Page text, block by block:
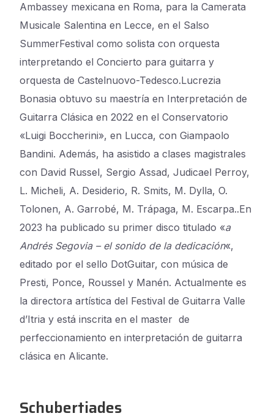
Ambassey mexicana en Roma, para la Camerata
Musicale Salentina en Lecce, en el Salso
SummerFestival como solista con orquesta
interpretando el Concierto para guitarra y
orquesta de Castelnuovo-Tedesco.Lucrezia
Bonasia obtuvo su maestría en Interpretación de
Guitarra Clásica en 2022 en el Conservatorio
«Luigi Boccherini», en Lucca, con Giampaolo
Bandini. Además, ha asistido a clases magistrales
con David Russel, Sergio Assad, Judicael Perroy,
L. Micheli, A. Desiderio, R. Smits, M. Dylla, O.
Tolonen, A. Garrobé, M. Trápaga, M. Escarpa..En
2023 ha publicado su primer disco titulado «a
Andrés Segovia – el sonido de la dedicación«,
editado por el sello DotGuitar, con música de
Presti, Ponce, Roussel y Manén. Actualmente es
la directora artística del Festival de Guitarra Valle
d’Itria y está inscrita en el master de
perfeccionamiento en interpretación de guitarra
clásica en Alicante.
Schubertiades